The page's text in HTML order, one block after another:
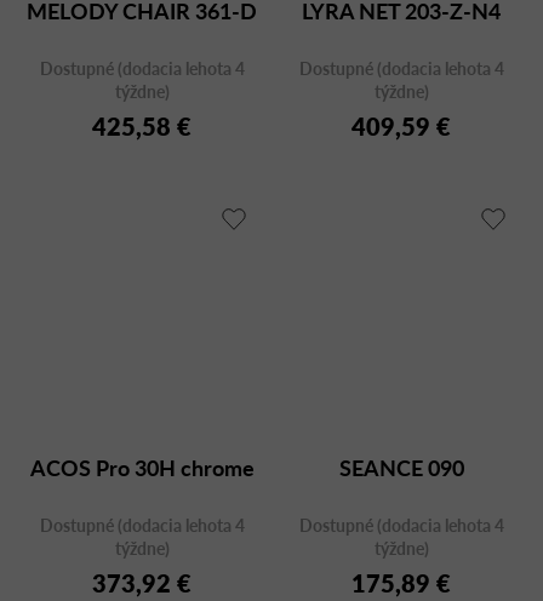
MELODY CHAIR 361-D
Dostupné (dodacia lehota 4
týždne)
425,58 €
LYRA NET 203-Z-N4
Dostupné (dodacia lehota 4
týždne)
409,59 €
ACOS Pro 30H chrome
Dostupné (dodacia lehota 4
týždne)
373,92 €
SEANCE 090
Dostupné (dodacia lehota 4
týždne)
175,89 €